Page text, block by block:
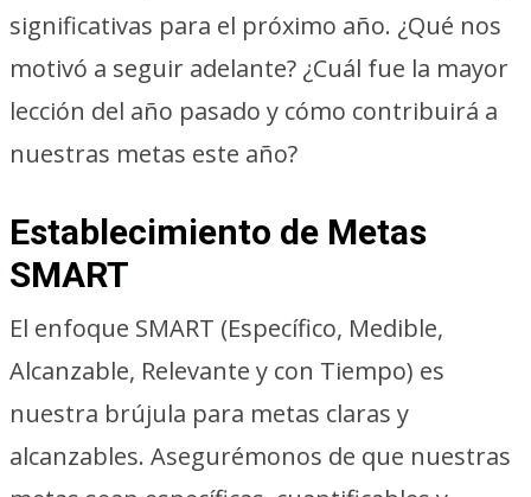
significativas para el próximo año. ¿Qué nos
motivó a seguir adelante? ¿Cuál fue la mayor
lección del año pasado y cómo contribuirá a
nuestras metas este año?
Establecimiento de Metas
SMART
El enfoque SMART (Específico, Medible,
Alcanzable, Relevante y con Tiempo) es
nuestra brújula para metas claras y
alcanzables. Asegurémonos de que nuestras